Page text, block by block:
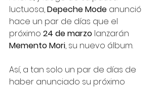
luctuosa, Depeche Mode anunció
hace un par de días que el
próximo 24 de marzo lanzarán
Memento Mori, su nuevo álbum.
Así, a tan solo un par de días de
haber anunciado su próximo